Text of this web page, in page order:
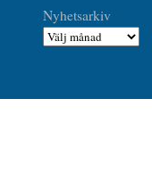
Nyhetsarkiv